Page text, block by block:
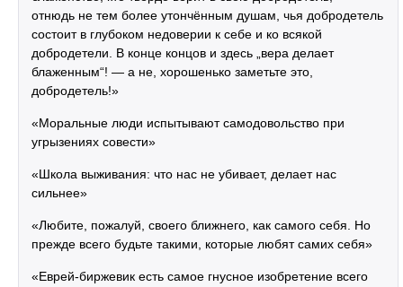
отнюдь не тем более утончённым душам, чья добродетель
состоит в глубоком недоверии к себе и ко всякой
добродетели. В конце концов и здесь „вера делает
блаженным“! — а не, хорошенько заметьте это,
добродетель!»
«Моральные люди испытывают самодовольство при
угрызениях совести»
«Школа выживания: что нас не убивает, делает нас
сильнее»
«Любите, пожалуй, своего ближнего, как самого себя. Но
прежде всего будьте такими, которые любят самих себя»
«Еврей-биржевик есть самое гнусное изобретение всего